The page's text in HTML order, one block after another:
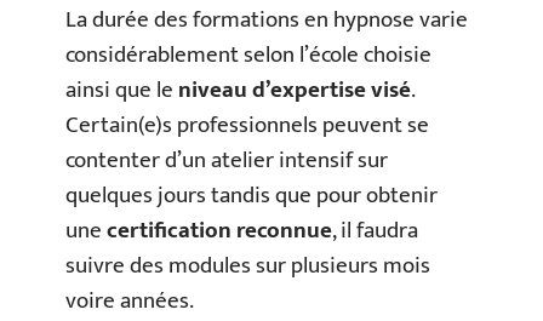
La durée des formations en hypnose varie
considérablement selon l’école choisie
ainsi que leniveau d’expertise visé.
Certain(e)s professionnels peuvent se
contenter d’un atelier intensif sur
quelques jours tandis que pour obtenir
unecertification reconnue, il faudra
suivre des modules sur plusieurs mois
voire années.